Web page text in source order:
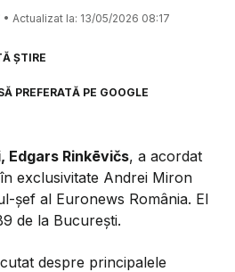
• Actualizat la: 13/05/2026 08:17
ȘTIRE
PREFERATĂ PE GOOGLE
Edgars Rinkēvičs, a acordat
exclusivitate Andrei Miron
șef al Euronews România. El
de la București.
despre principalele